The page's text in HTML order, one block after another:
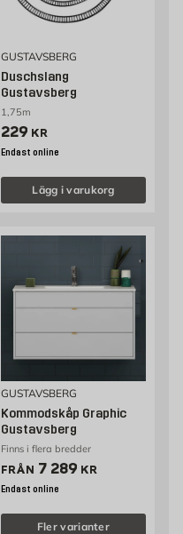
GUSTAVSBERG
Duschslang
Gustavsberg
1,75m
Pris 229 kr
229 KR
Endast online
Lägg i varukorg
GUSTAVSBERG
Kommodskåp Graphic
Gustavsberg
Finns i flera bredder
FRÅN Pris 7289 kr
7 289 KR
Endast online
Fler varianter